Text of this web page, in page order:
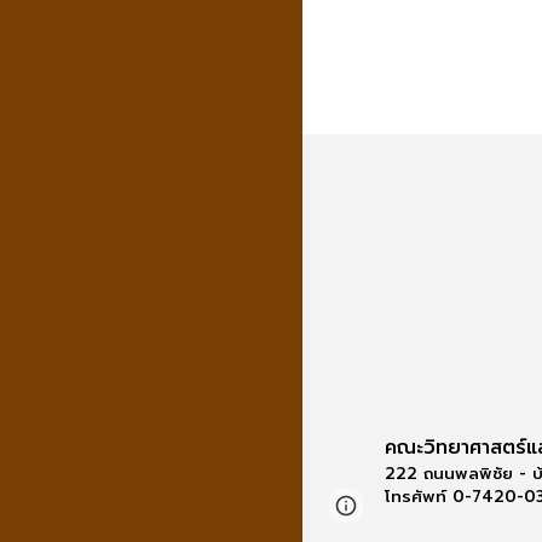
คณะวิทยาศาสตร์
222 ถนนพลพิชัย - บ้
โทรศัพท์ 0-7420-
Report abuse